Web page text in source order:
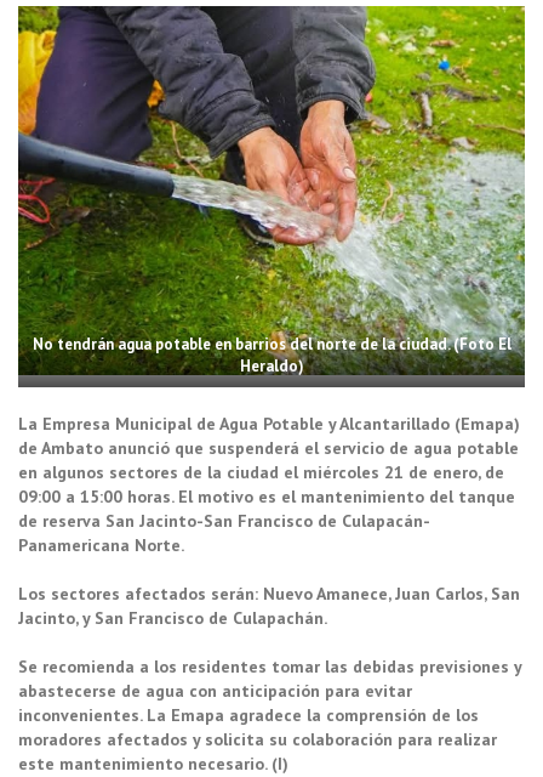
No tendrán agua potable en barrios del norte de la ciudad. (Foto El
Heraldo)
La Empresa Municipal de Agua Potable y Alcantarillado (Emapa)
de Ambato anunció que suspenderá el servicio de agua potable
en algunos sectores de la ciudad el miércoles 21 de enero, de
09:00 a 15:00 horas. El motivo es el mantenimiento del tanque
de reserva San Jacinto-San Francisco de Culapacán-
Panamericana Norte.
Los sectores afectados serán: Nuevo Amanece, Juan Carlos, San
Jacinto, y San Francisco de Culapachán.
Se recomienda a los residentes tomar las debidas previsiones y
abastecerse de agua con anticipación para evitar
inconvenientes. La Emapa agradece la comprensión de los
moradores afectados y solicita su colaboración para realizar
este mantenimiento necesario. (I)